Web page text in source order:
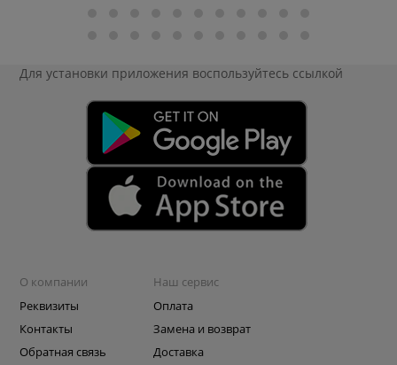
Для установки приложения воспользуйтесь ссылкой
О компании
Реквизиты
Контакты
Обратная связь
Наш сервис
Оплата
Замена и возврат
Доставка